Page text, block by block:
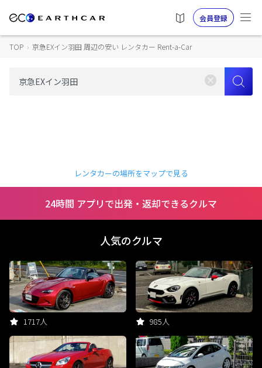
会員登録
TOP › 京急EXイン羽田 周辺の安い レンタカー Rent-a-Car
レンタカーの場所をマップで見る
24時間 アプリで出発・返却できるクルマ
人気のクルマ
1717人 985人